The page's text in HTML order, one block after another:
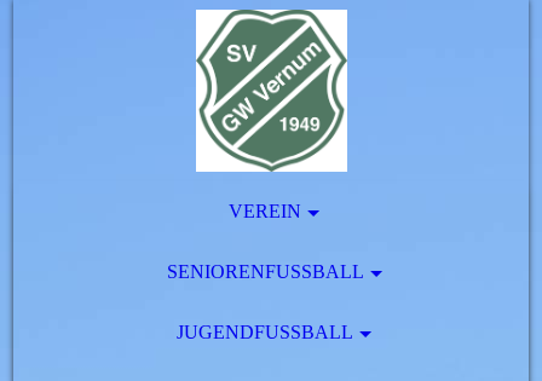
VEREIN
SENIORENFUSSBALL
JUGENDFUSSBALL